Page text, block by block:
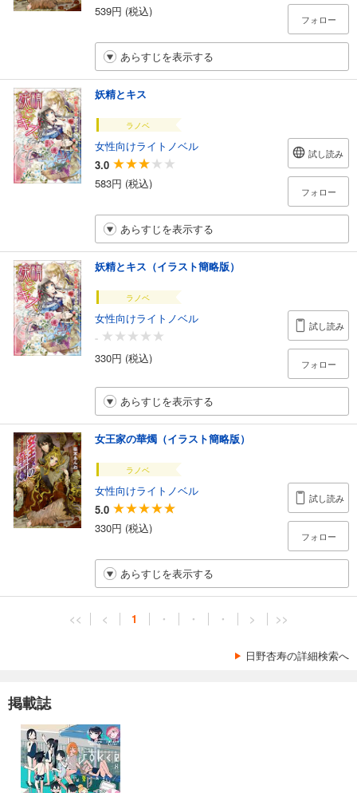
539円 (税込)
フォロー
あらすじを表示する
妖精とキス
ラノベ
女性向けライトノベル
3.0
583円 (税込)
試し読み
フォロー
あらすじを表示する
妖精とキス（イラスト簡略版）
ラノベ
女性向けライトノベル
-
330円 (税込)
試し読み
フォロー
あらすじを表示する
女王家の華燭（イラスト簡略版）
ラノベ
女性向けライトノベル
5.0
330円 (税込)
試し読み
フォロー
あらすじを表示する
<< < 1 ・ ・ ・ > >>
日野杏寿の詳細検索へ
掲載誌